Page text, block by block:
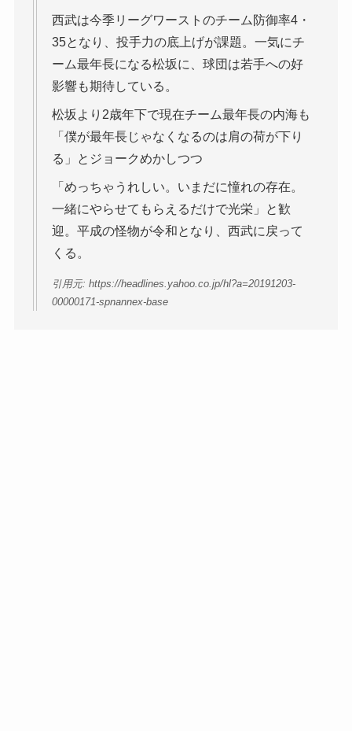
西武は今季リーグワーストのチーム防御率4・
35となり、投手力の底上げが課題。一気にチ
ーム最年長になる松坂に、球団は若手への好
影響も期待している。
松坂より2歳年下で現在チーム最年長の内海も
「僕が最年長じゃなくなるのは肩の荷が下り
る」とジョークめかしつつ
「めっちゃうれしい。いまだに憧れの存在。
一緒にやらせてもらえるだけで光栄」と歓
迎。平成の怪物が令和となり、西武に戻って
くる。
引用元: https://headlines.yahoo.co.jp/hl?a=20191203-
00000171-spnannex-base